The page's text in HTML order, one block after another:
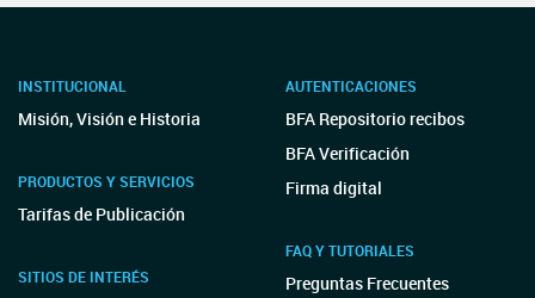
INSTITUCIONAL
Misión, Visión e Historia
PRODUCTOS Y SERVICIOS
Tarifas de Publicación
SITIOS DE INTERÉS
AUTENTICACIONES
BFA Repositorio recibos
BFA Verificación
Firma digital
FAQ Y TUTORIALES
Preguntas Frecuentes